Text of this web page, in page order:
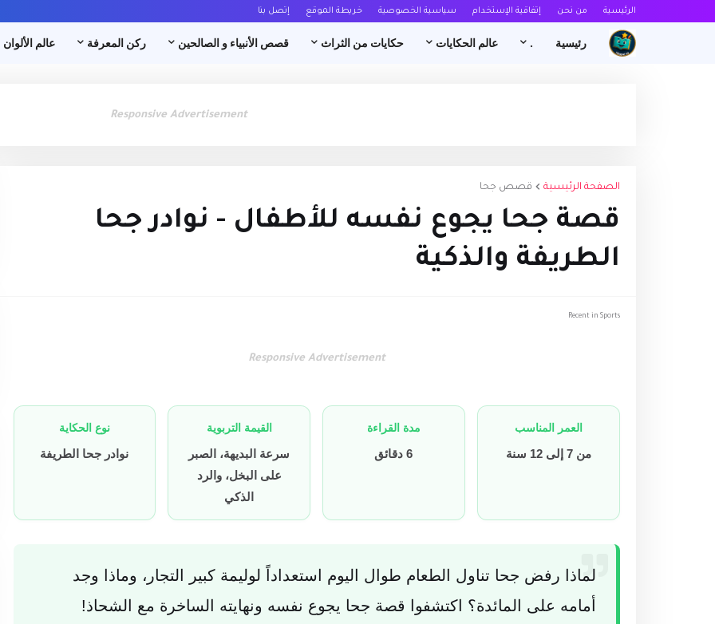
الرئيسية من نحن إتفاقية الإستخدام سياسية الخصوصية خريطة الموقع إتصل بنا
رئيسية . عالم الحكايات حكايات من الثراث قصص الأنبياء و الصالحين ركن المعرفة عالم الألوان
Responsive Advertisement
الصفحة الرئيسية قصص جحا
قصة جحا يجوع نفسه للأطفال - نوادر جحا
الطريفة والذكية
Recent in Sports
Responsive Advertisement
العمر المناسب
من 7 إلى 12 سنة
مدة القراءة
6 دقائق
القيمة التربوية
سرعة البديهة، الصبر
على البخل، والرد
الذكي
نوع الحكاية
نوادر جحا الطريفة
لماذا رفض جحا تناول الطعام طوال اليوم استعداداً لوليمة كبير التجار، وماذا وجد
أمامه على المائدة؟ اكتشفوا قصة جحا يجوع نفسه ونهايته الساخرة مع الشحاذ!